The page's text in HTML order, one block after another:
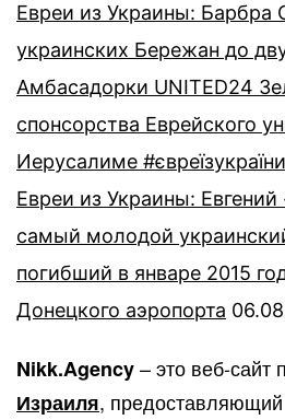
Евреи из Украины: Барбра
украинских Бережан до
Амбасадорки UNITED24
спонсорства Еврейского
Иерусалиме #євреїзукраїни
Евреи из Украины: Евгений
самый молодой
погибший в январе 2015
Донецкого аэропорта
Nikk.Agency– это веб-сайт
Израиля,